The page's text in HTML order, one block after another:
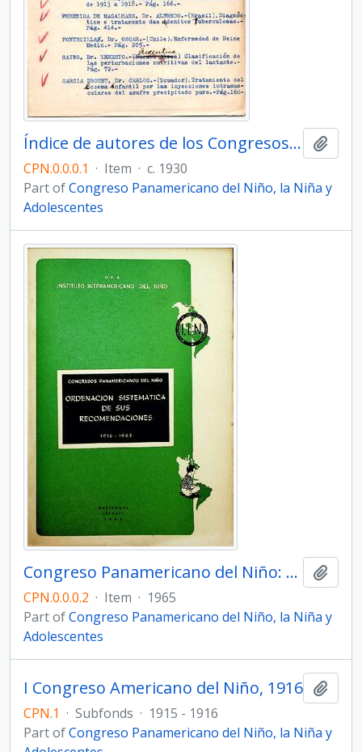
Índice de autores de los Congresos II, III y IV
CPN.0.0.0.1 · Item · c. 1930
Part ofCongreso Panamericano del Niño, la Niña y
Adolescentes
Congreso Panamericano del Niño: Orientación sistemática de sus recomendaciones. 1916 - 1963
CPN.0.0.0.2 · Item · 1965
Part ofCongreso Panamericano del Niño, la Niña y
Adolescentes
I Congreso Americano del Niño, 1916
CPN.1 · Subfonds · 1915 - 1916
Part ofCongreso Panamericano del Niño, la Niña y